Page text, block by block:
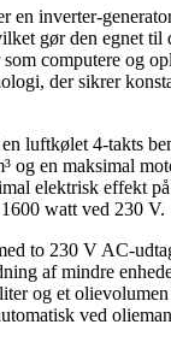
en inverter-
gør den egnet til
computere og
der sikrer
luftkølet 4-takts
og en maksimal
elektrisk effekt
watt ved 230 V.
to 230 V AC-
af mindre
og et
ved